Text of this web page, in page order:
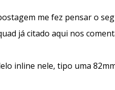
me fez pensar o
já citado aqui nos
inline nele, tipo uma